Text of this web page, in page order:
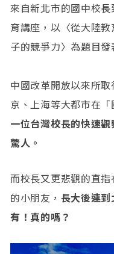
來自新北市的國中校
育講座，以〈從大陸
子的競爭力〉為題目發
中國改革開放以來所
京、上海等大都市在
一位台灣校長的快速
驚人。
而校長又更悲觀的直
的小朋友， 長大後連
有！真的嗎？